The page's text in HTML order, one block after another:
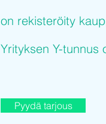
on rekisteröity
Yrityksen Y-tunnus
Pyydä tarjous